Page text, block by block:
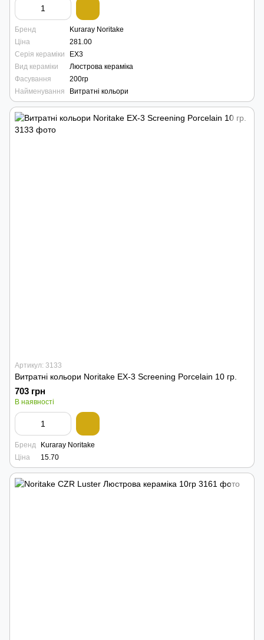
Бренд
Kuraray Noritake
Ціна
281.00
Серія кераміки
EX3
Вид кераміки
Люстрова кераміка
Фасування
200гр
Найменування
Витратні кольори
Артикул: 3133
Витратні кольори Noritake EX-3 Screening Porcelain 10 гр.
703 грн
В наявності
Бренд
Kuraray Noritake
Ціна
15.70